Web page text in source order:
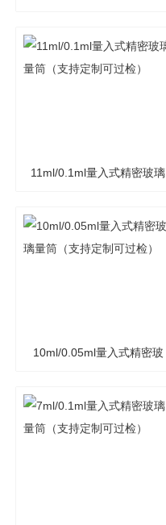
11ml/0.1ml量入式精密玻璃
10ml/0.05ml量入式精密玻